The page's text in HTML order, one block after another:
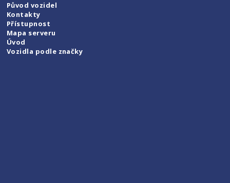
Původ vozidel
Kontakty
Přístupnost
Mapa serveru
Úvod
Vozidla podle značky